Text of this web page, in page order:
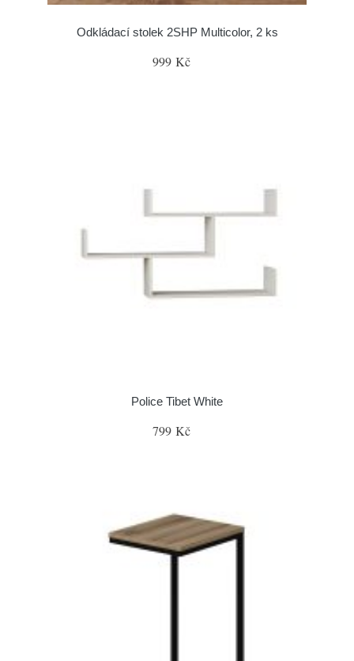
Odkládací stolek 2SHP Multicolor, 2 ks
999 Kč
Police Tibet White
799 Kč